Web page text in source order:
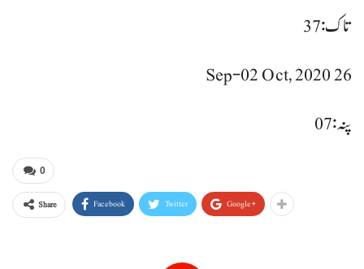
تاک: 37
26 Sep-02 Oct, 2020
پنہ: 07
0
Share Facebook Twitter Google+